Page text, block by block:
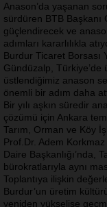
Anason’da yaşanan
sürdüren BTB Başkanı
güçlendirecek ve
adımları kararlılıkla
Burdur Ticaret Borsası
Gündüzalp,
üstlendiğimiz anason
önemli bir adım daha
Bir yılı aşkın süredir
çözümü için Ankara
Tarım, Orman ve Köy
Prof.Dr. Adem
Daire Başkanlığı’nda,
bürokratlarıyla aynı
Toplantıya ilişkin
Burdur’un üretim
yeniden yükselişe